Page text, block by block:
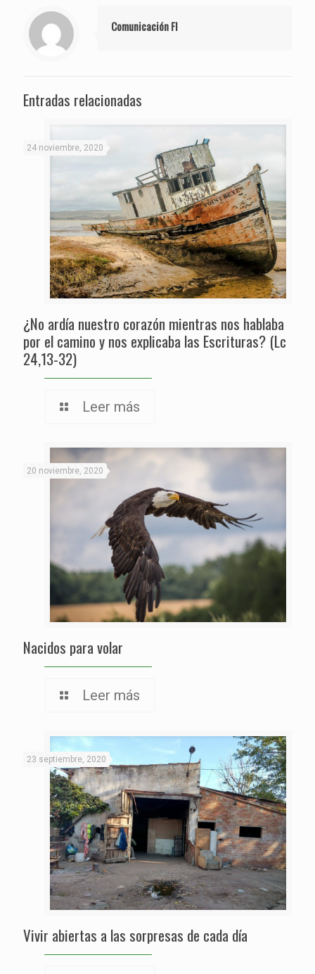
Comunicación FI
Entradas relacionadas
24 noviembre, 2020
¿No ardía nuestro corazón mientras nos hablaba
por el camino y nos explicaba las Escrituras? (Lc
24,13-32)
Leer más
20 noviembre, 2020
Nacidos para volar
Leer más
23 septiembre, 2020
Vivir abiertas a las sorpresas de cada día